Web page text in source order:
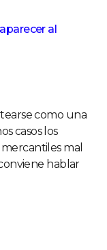
al
como una
casos los
mal
hablar